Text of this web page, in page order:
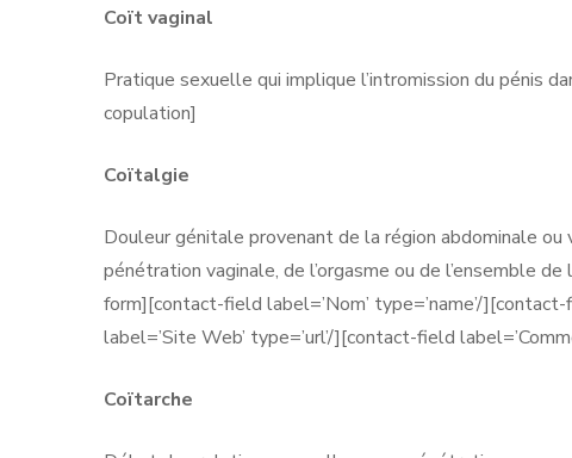
Coït vaginal
Pratique sexuelle qui implique l’intromission du pénis
copulation]
Coïtalgie
Douleur génitale provenant de la région abdominale
pénétration vaginale, de l’orgasme ou de
form][contact-field label=’Nom’ type=’name’/
label=’Site Web’ type=’url’/][contact-field
Coïtarche